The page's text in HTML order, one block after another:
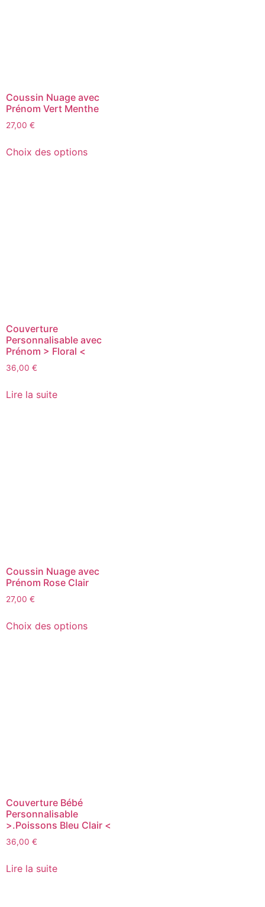
Coussin Nuage avec
Prénom Vert Menthe
27,00 €
Choix des options
Couverture
Personnalisable avec
Prénom > Floral <
36,00 €
Lire la suite
Coussin Nuage avec
Prénom Rose Clair
27,00 €
Choix des options
Couverture Bébé
Personnalisable
>.Poissons Bleu Clair <
36,00 €
Lire la suite